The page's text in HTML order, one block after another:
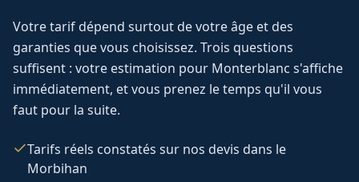
Votre tarif dépend surtout de votre âge et des
garanties que vous choisissez. Trois questions
suffisent : votre estimation pour Monterblanc s'affiche
immédiatement, et vous prenez le temps qu'il vous
faut pour la suite.
Tarifs réels constatés sur nos devis dans le
Morbihan